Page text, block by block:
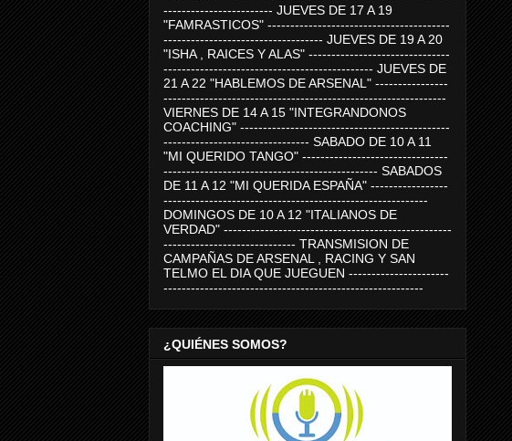
------------------------ JUEVES DE 17 A 19
"FAMRASTICOS" ----------------------------------------
----------------------------------- JUEVES DE 19 A 20
"ISHA , RAICES Y ALAS" -------------------------------
---------------------------------------------- JUEVES DE
21 A 22 "HABLEMOS DE ARSENAL" ----------------
--------------------------------------------------------------
VIERNES DE 14 A 15 "INTEGRANDONOS
COACHING" ----------------------------------------------
-------------------------------- SABADO DE 10 A 11
"MI QUERIDO TANGO" --------------------------------
----------------------------------------------- SABADOS
DE 11 A 12 "MI QUERIDA ESPAÑA" -----------------
----------------------------------------------------------
DOMINGOS DE 10 A 12 "ITALIANOS DE
VERDAD" --------------------------------------------------
----------------------------- TRANSMISION DE
CAMPAÑAS DE ARSENAL , RACING Y SAN
TELMO EL DIA QUE JUEGUEN ----------------------
---------------------------------------------------------
¿QUIÉNES SOMOS?